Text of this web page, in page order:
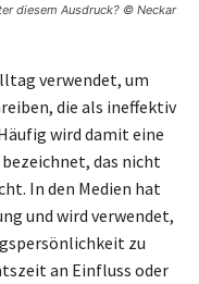
diesem Ausdruck? © Neckar
verwendet, um
die als ineffektiv
wird damit eine
das nicht
In den Medien hat
und wird verwendet,
zu
an Einfluss oder